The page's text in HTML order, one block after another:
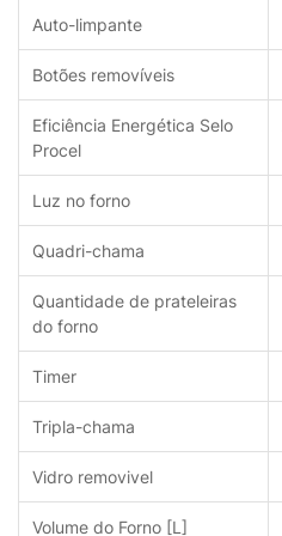
Auto-limpante
Botões removíveis
Eficiência Energética Selo
Procel
Luz no forno
Quadri-chama
Quantidade de prateleiras
do forno
Timer
Tripla-chama
Vidro removivel
Volume do Forno [L]